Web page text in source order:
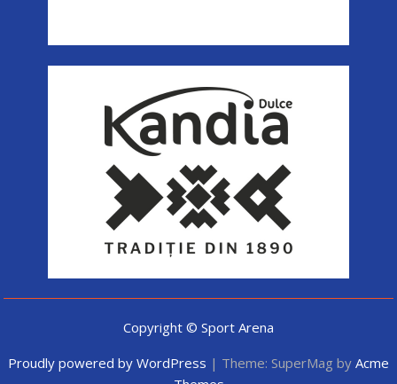
Copyright © Sport Arena
Proudly powered by WordPress | Theme: SuperMag by Acme